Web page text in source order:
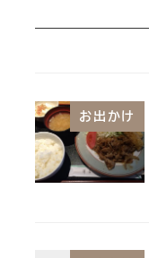
お出かけ